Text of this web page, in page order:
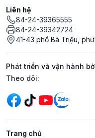
Liên hệ
84-24-39365555
84-24-39342724
41-43 phố Bà Triệu,
Phát triển và vận hành
Mạng xã hội
Theo dõi:
Trang chủ